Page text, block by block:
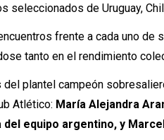
seleccionados de Uruguay,
frente a cada uno de
tanto en el rendimiento
del plantel campeón
Atlético: María Alejandra
del equipo argentino, y